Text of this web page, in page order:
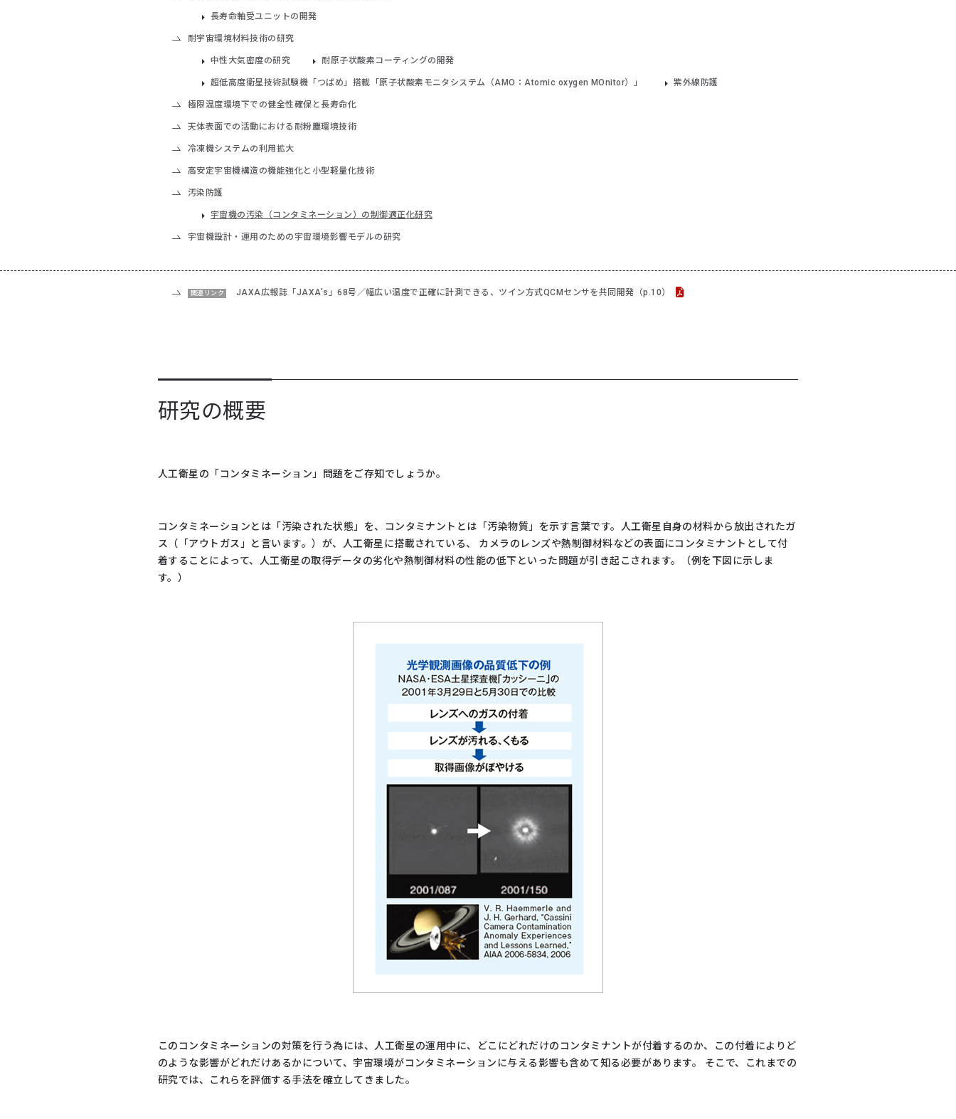
長寿命軸受ユニットの開発
耐宇宙環境材料技術の研究
中性大気密度の研究 耐原子状酸素コーティングの開発
超低高度衛星技術試験機「つばめ」搭載「原子状酸素モニタシステム（AMO：Atomic oxygen MOnitor）」 紫外線防護
極限温度環境下での健全性確保と長寿命化
天体表面での活動における耐粉塵環境技術
冷凍機システムの利用拡大
高安定宇宙機構造の機能強化と小型軽量化技術
汚染防護
宇宙機の汚染（コンタミネーション）の制御適正化研究
宇宙機設計・運用のための宇宙環境影響モデルの研究
関連リンク JAXA広報誌「JAXA's」68号／幅広い温度で正確に計測できる、ツイン方式QCMセンサを共同開発（p.10）
研究の概要
人工衛星の「コンタミネーション」問題をご存知でしょうか。
コンタミネーションとは「汚染された状態」を、コンタミナントとは「汚染物質」を示す言葉です。人工衛星自身の材料から放出されたガ
ス（「アウトガス」と言います。）が、人工衛星に搭載されている、 カメラのレンズや熱制御材料などの表面にコンタミナントとして付
着することによって、人工衛星の取得データの劣化や熱制御材料の性能の低下といった問題が引き起こされます。（例を下図に示しま
す。）
このコンタミネーションの対策を行う為には、人工衛星の運用中に、どこにどれだけのコンタミナントが付着するのか、この付着によりど
のような影響がどれだけあるかについて、宇宙環境がコンタミネーションに与える影響も含めて知る必要があります。 そこで、これまでの
研究では、これらを評価する手法を確立してきました。